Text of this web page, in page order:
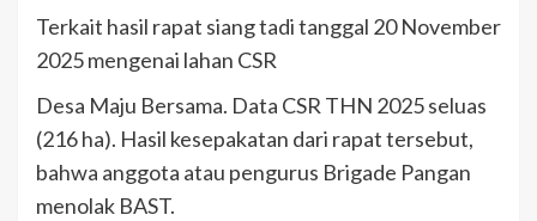
Terkait hasil rapat siang tadi tanggal 20 November
2025 mengenai lahan CSR
Desa Maju Bersama. Data CSR THN 2025 seluas
(216 ha). Hasil kesepakatan dari rapat tersebut,
bahwa anggota atau pengurus Brigade Pangan
menolak BAST.